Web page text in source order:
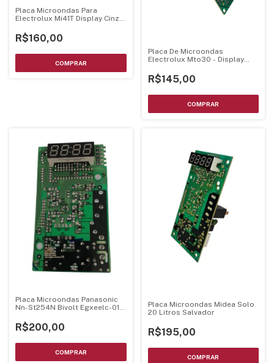
Placa Microondas Para
Electrolux Mi41T Display Cinza
R$160,00
Placa De Microondas
Electrolux Mto30 - Display
R$145,00
Placa Microondas Panasonic
Nn-St254N Bivolt Egxeelc-01-
R$200,00
Placa Microondas Midea Solo
20 Litros Salvador
R$195,00